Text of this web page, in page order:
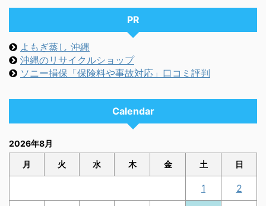
PR
よもぎ蒸し 沖縄
沖縄のリサイクルショップ
ソニー損保「保険料や事故対応」口コミ評判
Calendar
2026年8月
月 火 水 木 金 土 日
1 2